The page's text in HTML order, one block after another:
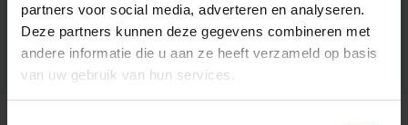
partners voor social media, adverteren en analyseren.
Deze partners kunnen deze gegevens combineren met
andere informatie die u aan ze heeft verzameld op basis
van uw gebruik van hun services.